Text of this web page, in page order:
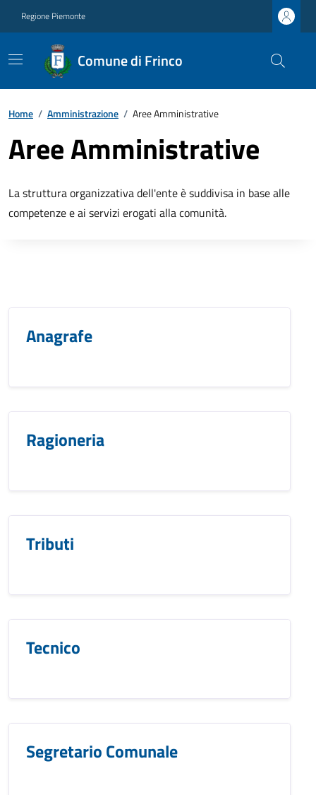
Regione Piemonte
Comune di Frinco
Home / Amministrazione / Aree Amministrative
Aree Amministrative
La struttura organizzativa dell'ente è suddivisa in base alle
competenze e ai servizi erogati alla comunità.
Anagrafe
Ragioneria
Tributi
Tecnico
Segretario Comunale